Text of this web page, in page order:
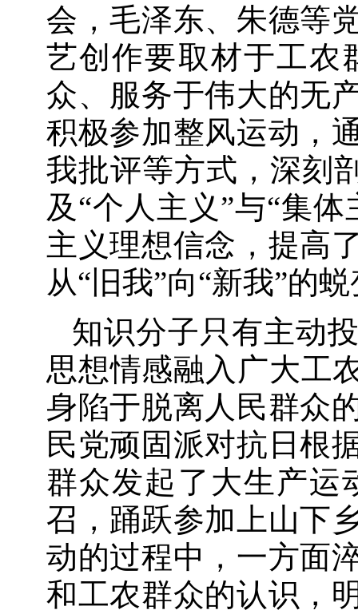
会，毛泽东、朱德等
艺创作要取材于工农
众、服务于伟大的无
积极参加整风运动，
我批评等方式，深刻
及“个人主义”与“集
主义理想信念，提高
从“旧我”向“新我”的
知识分子只有主动
思想情感融入广大工
身陷于脱离人民群众
民党顽固派对抗日根
群众发起了大生产运
召，踊跃参加上山下
动的过程中，一方面
和工农群众的认识，